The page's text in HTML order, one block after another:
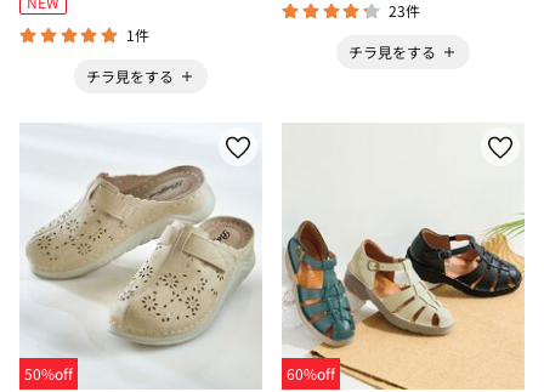
1件
チラ見をする
23件
チラ見をする
50%off
60%off